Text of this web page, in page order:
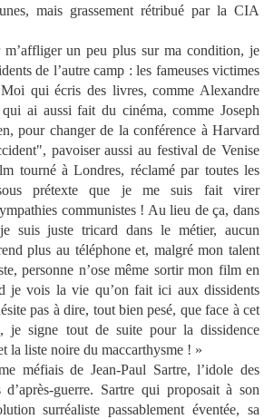
mais grassement rétribué par la CIA
un peu plus sur ma condition, je
de l’autre camp : les fameuses victimes
qui écris des livres, comme Alexandre
ai aussi fait du cinéma, comme Joseph
pour changer de la conférence à Harvard
pavoiser aussi au festival de Venise
tourné à Londres, réclamé par toutes les
prétexte que je me suis fait virer
communistes ! Au lieu de ça, dans
suis juste tricard dans le métier, aucun
plus au téléphone et, malgré mon talent
personne n’ose même sortir mon film en
vois la vie qu’on fait ici aux dissidents
pas à dire, tout bien pesé, que face à cet
je signe tout de suite pour la dissidence
la liste noire du maccarthysme ! »
de Jean-Paul Sartre, l’idole des
d’après-guerre. Sartre qui proposait à son
surréaliste passablement éventée, sa